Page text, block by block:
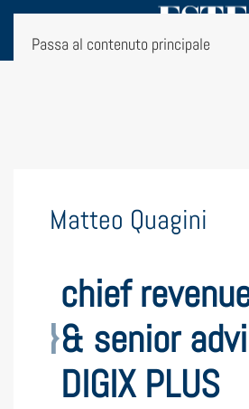
Passa al contenuto principale
Matteo Quagini
chief
& senior
DIGIX PLUS